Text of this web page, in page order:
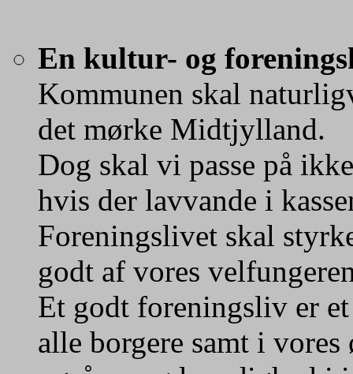
En kultur- og
Kommunen skal
det mørke Midtjylland.
Dog skal vi passe på
hvis der lavvande i
Foreningslivet skal
godt af vores
Et godt foreningsliv er
alle borgere samt i vores